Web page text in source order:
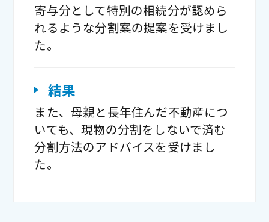
寄与分として特別の相続分が認めら
れるような分割案の提案を受けまし
た。
結果
また、母親と長年住んだ不動産につ
いても、現物の分割をしないで済む
分割方法のアドバイスを受けまし
た。